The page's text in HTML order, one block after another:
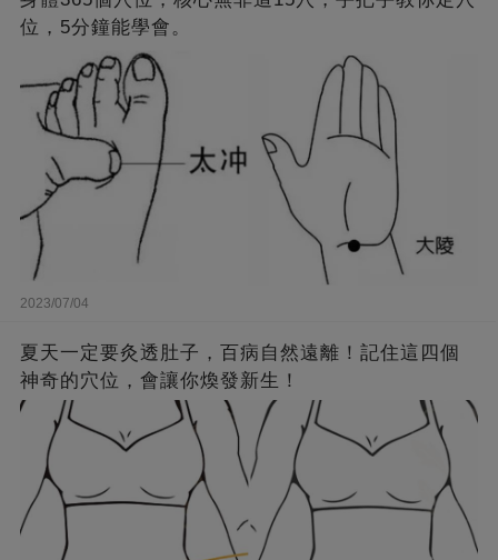
位，5分鐘能學會。
2023/07/04
夏天一定要灸透肚子，百病自然遠離！記住這四個
神奇的穴位，會讓你煥發新生！